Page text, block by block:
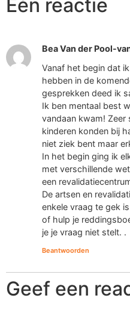
Eén reactie
Bea Van der Pool-
Vanaf het begin dat
hebben in de
gesprekken deed ik
Ik ben mentaal best
vandaan kwam! Zeer
kinderen konden bij
niet ziek bent maar
In het begin ging ik
met verschillende
een
De artsen en
enkele vraag te gek
of hulp je
je je vraag niet stelt. .
Beantwoorden
Geef een